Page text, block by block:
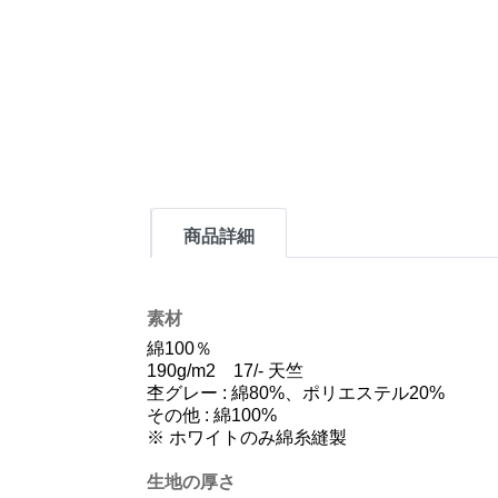
商品詳細
素材
綿100％
190g/m2 17/- 天竺
杢グレー : 綿80%、ポリエステル20%
その他 : 綿100%
※ ホワイトのみ綿糸縫製
生地の厚さ